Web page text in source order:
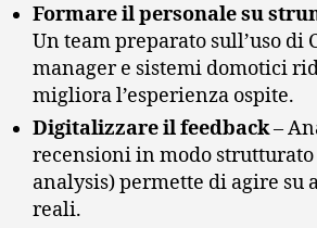
Formare il personale su
Un team preparato sull’uso di
manager e sistemi domotici
migliora l’esperienza ospite.
Digitalizzare il feedback–
recensioni in modo
analysis) permette di agire su
reali.